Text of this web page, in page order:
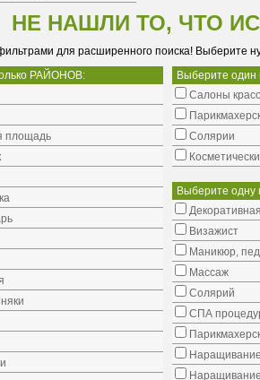
НЕ НАШЛИ ТО, ЧТО
для расширенного поиска! Выберите
РАЙОНОВ:
площадь
Выберите
Салоны
Солярии
Выберите одну
Визажист
Маникюр,
Массаж
Солярий
СПА